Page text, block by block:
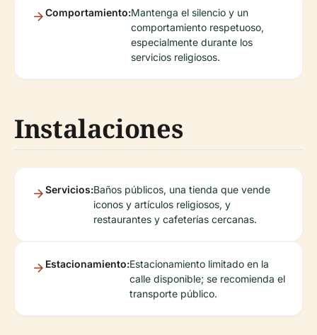
Comportamiento:Mantenga el silencio y un
comportamiento respetuoso,
especialmente durante los
servicios religiosos.
Instalaciones
Servicios:Baños públicos, una tienda que vende
iconos y artículos religiosos, y
restaurantes y cafeterías cercanas.
Estacionamiento:Estacionamiento limitado en la
calle disponible; se recomienda el
transporte público.